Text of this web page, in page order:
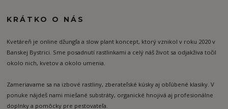
KRÁTKO O NÁS
Kvetáreň je online džungľa a slow plant koncept, ktorý vznikol v roku 2020 v
Banskej Bystrici. Sme posadnutí rastlinkami a celý náš život sa odjakživa točil
okolo nich, kvetov a okolo umenia.
Zameriavame sa na izbové rastliny, zberateľské kúsky aj obľúbené klasiky. V
ponuke nájdeš nami miešané substráty, organické hnojivá aj profesionálne
doplnky a pomôcky pre pestovateľa.